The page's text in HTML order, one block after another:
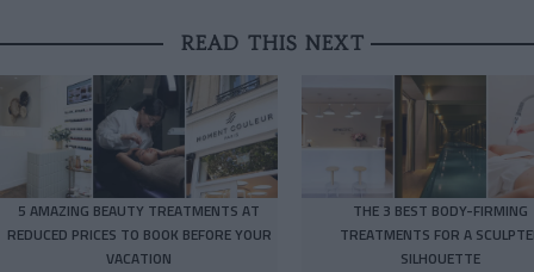
READ THIS NEXT
5 AMAZING BEAUTY TREATMENTS AT
REDUCED PRICES TO BOOK BEFORE YOUR
VACATION
THE 3 BEST BODY-FIRMING
TREATMENTS FOR A
SILHOUETTE